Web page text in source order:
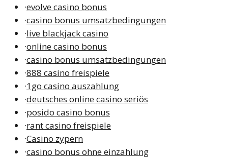
·evolve casino bonus
·casino bonus umsatzbedingungen
·live blackjack casino
·online casino bonus
·casino bonus umsatzbedingungen
·888 casino freispiele
·1go casino auszahlung
·deutsches online casino seriös
·posido casino bonus
·rant casino freispiele
·Casino zypern
·casino bonus ohne einzahlung